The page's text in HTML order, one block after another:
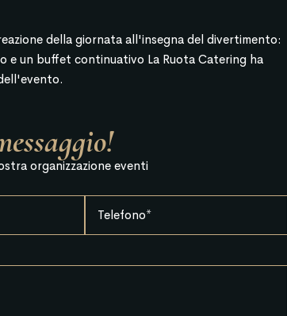
della giornata all'insegna del divertimento:
e un buffet continuativo La Ruota Catering ha
organizzazione eventi